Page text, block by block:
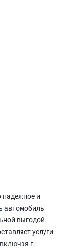
надежное и
автомобиль
выгодой.
услуги
г.